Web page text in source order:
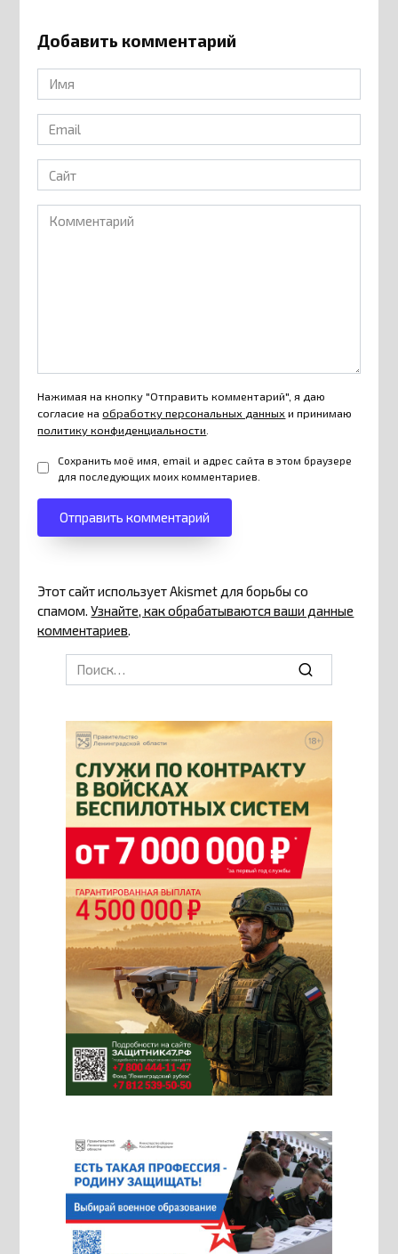
Добавить комментарий
Имя
*
Email
*
Сайт
Комментарий
Нажимая на кнопку "Отправить комментарий", я даю
согласие наобработку персональных данных и принимаю
политику конфиденциальности
Сохранить моё имя, email и адрес сайта в этом браузере
для последующих моих комментариев.
Этот сайт использует Akismet для борьбы со
спамом.Узнайте, как обрабатываются ваши данные
комментариев.
Search
for: